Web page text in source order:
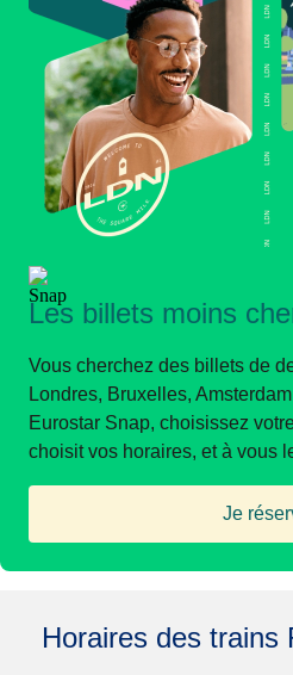
Les billets moins
Vous cherchez des billets de
Londres, Bruxelles,
Eurostar Snap, choisissez
choisit vos horaires, et à vous
Je
(
Horaires des trains